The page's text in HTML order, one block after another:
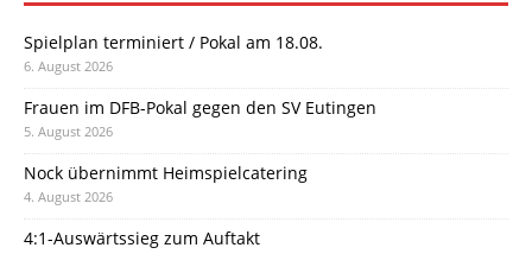
Spielplan terminiert / Pokal am 18.08.
6. August 2026
Frauen im DFB-Pokal gegen den SV Eutingen
5. August 2026
Nock übernimmt Heimspielcatering
4. August 2026
4:1-Auswärtssieg zum Auftakt